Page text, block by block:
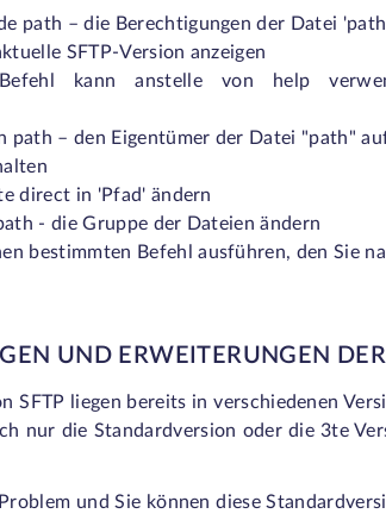
path – die Berechtigungen der Datei
SFTP-Version anzeigen
kann anstelle von help
path – den Eigentümer der Datei
direct in 'Pfad' ändern
- die Gruppe der Dateien ändern
bestimmten Befehl ausführen, den Sie
UND ERWEITERUNGEN
SFTP liegen bereits in verschiedenen
nur die Standardversion oder die 3te
und Sie können diese